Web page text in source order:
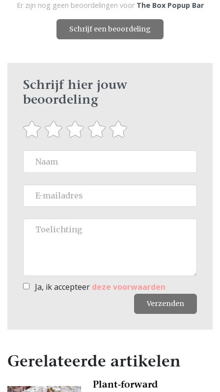
Er zijn nog geen beoordelingen voor The Box Popup Bar
Schrijf een beoordeling
Schrijf hier jouw
beoordeling
Ja, ik accepteer deze voorwaarden
Verzenden
Gerelateerde artikelen
Plant-forward